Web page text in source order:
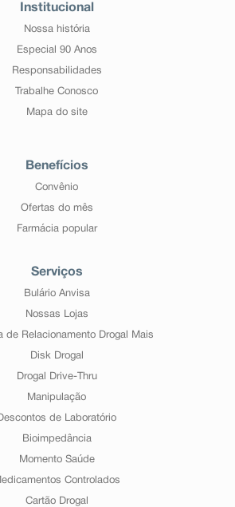
Institucional
Nossa história
Especial 90 Anos
Responsabilidades
Trabalhe Conosco
Mapa do site
Benefícios
Convênio
Ofertas do mês
Farmácia popular
Serviços
Bulário Anvisa
Nossas Lojas
de Relacionamento Drogal Mais
Disk Drogal
Drogal Drive-Thru
Manipulação
de Laboratório
Bioimpedância
Momento Saúde
Controlados
Cartão Drogal